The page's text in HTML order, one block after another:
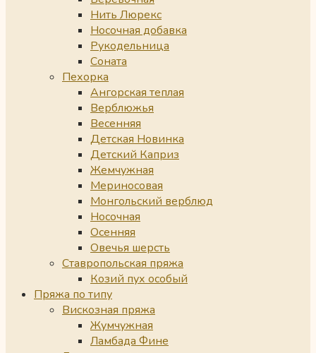
Нить Люрекс
Носочная добавка
Рукодельница
Соната
Пехорка
Ангорская теплая
Верблюжья
Весенняя
Детская Новинка
Детский Каприз
Жемчужная
Мериносовая
Монгольский верблюд
Носочная
Осенняя
Овечья шерсть
Ставропольская пряжа
Козий пух особый
Пряжа по типу
Вискозная пряжа
Жумчужная
Ламбада Фине